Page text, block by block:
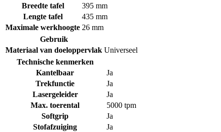
Breedte tafel
395 mm
Lengte tafel
435 mm
Maximale werkhoogte 26 mm
Gebruik
Materiaal van doeloppervlak Universeel
Technische kenmerken
Kantelbaar
Ja
Trekfunctie
Ja
Lasergeleider
Ja
Max. toerental
5000 tpm
Softgrip
Ja
Stofafzuiging
Ja